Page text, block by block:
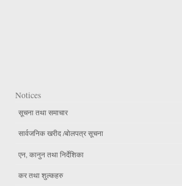
Notices
सूचना तथा समाचार
सार्वजनिक खरीद /बोलपत्र सूचना
एन, कानुन तथा निर्देशिका
कर तथा शुल्कहरु